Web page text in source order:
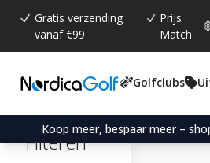
Gratis verzending
vanaf €99
Prijs
Match
Golfclubs
Koop meer, bespaar meer –
Filteren